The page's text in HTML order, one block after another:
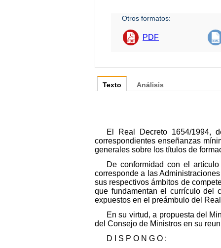
Otros formatos:
PDF
Texto
El Real Decreto 1654/1994,
correspondientes enseñanzas
generales sobre los títulos de
De conformidad con el
corresponde a las
sus respectivos ámbitos de
que fundamentan el currículo del
expuestos en el preámbulo del
En su virtud, a propuesta del
del Consejo de Ministros en su
D I S P O N G O :
Análisis